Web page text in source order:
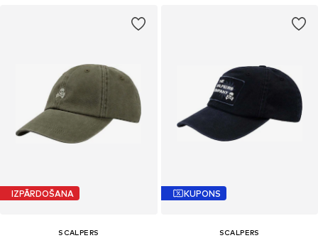
IZPĀRDOŠANA
SCALPERS
KUPONS
SCALPERS